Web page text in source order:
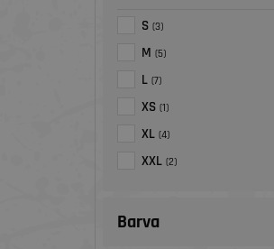
S (3)
M (5)
L (7)
XS (1)
XL (4)
XXL (2)
Barva